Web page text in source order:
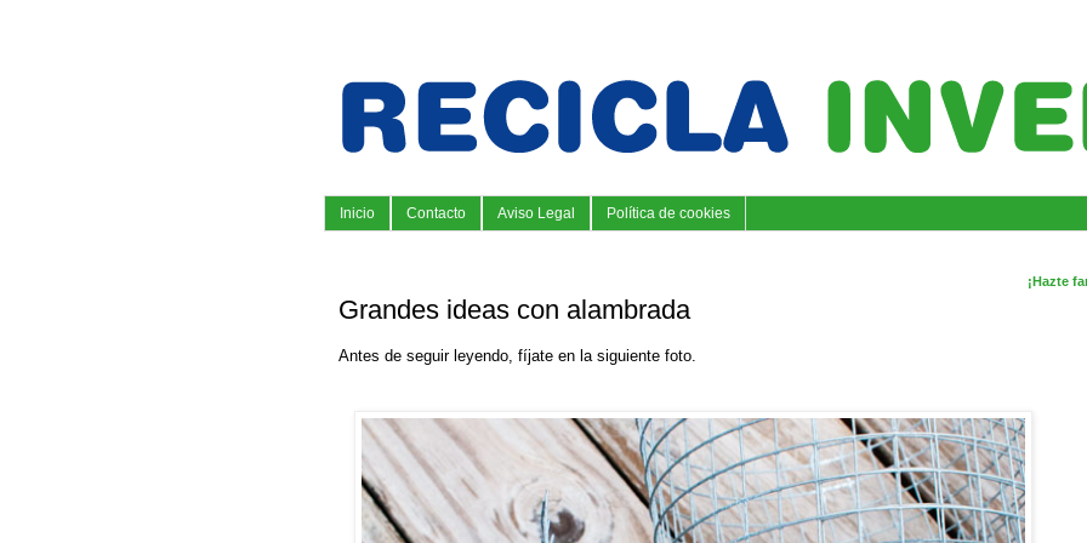
Inicio Contacto Aviso Legal Política de cookies
Grandes ideas con alambrada
Antes de seguir leyendo, fíjate en la siguiente foto.
¡Hazte